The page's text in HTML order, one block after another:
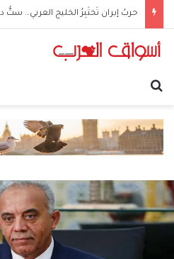
حربُ إيران تَختَبِرُ الخليج العربي… ستُّ